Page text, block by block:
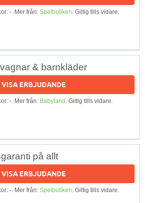
-. Mer från: Spelbutiken. Giltig tills vidare.
& barnkläder
VISA ERBJUDANDE
-. Mer från: Babyland. Giltig tills vidare.
på allt
VISA ERBJUDANDE
-. Mer från: Spelbutiken. Giltig tills vidare.